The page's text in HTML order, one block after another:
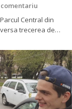
comentariu
Central din
trecerea de…